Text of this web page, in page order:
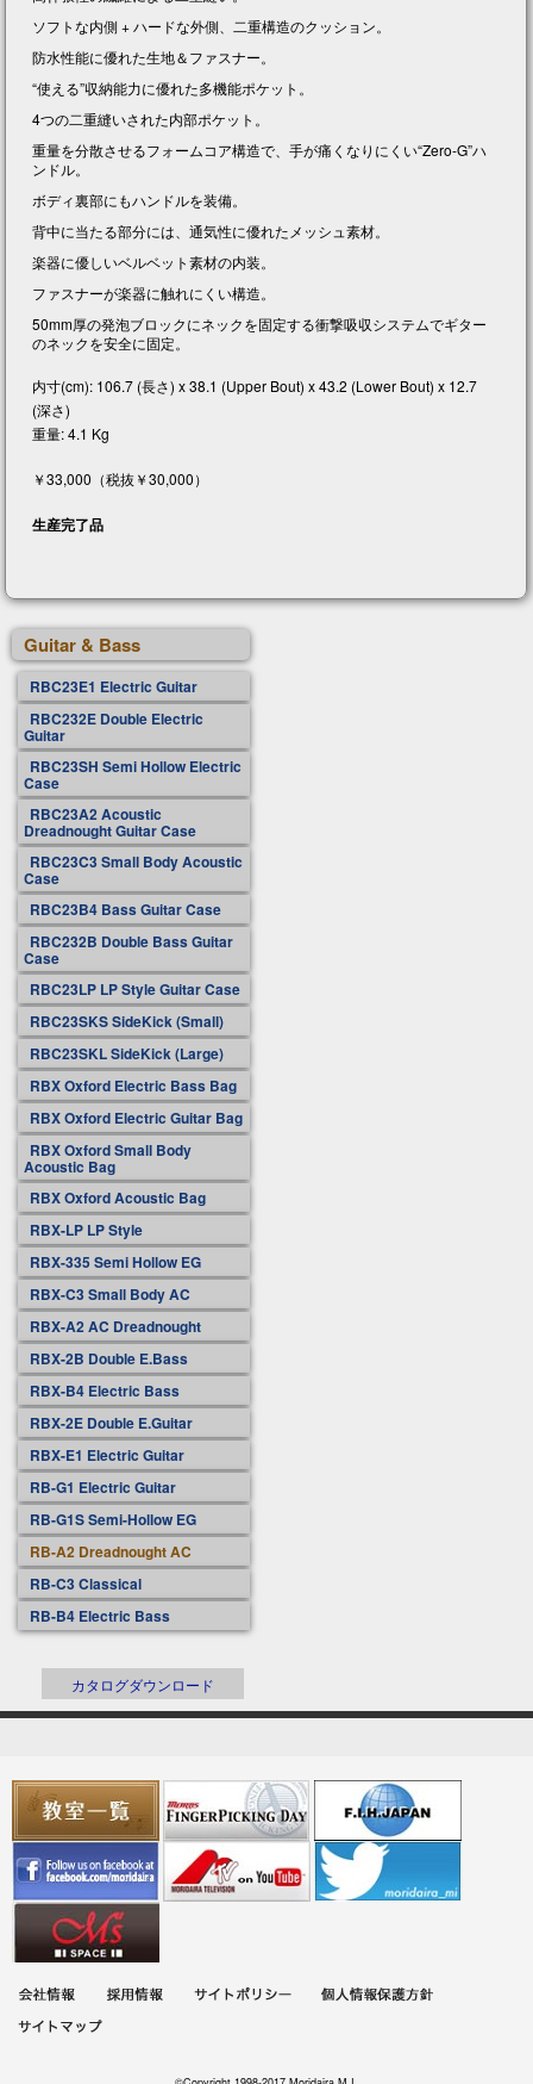
ソフトな内側 + ハードな外側、二重構造のクッション。
防水性能に優れた生地＆ファスナー。
“使える”収納能力に優れた多機能ポケット。
4つの二重縫いされた内部ポケット。
重量を分散させるフォームコア構造で、手が痛くなりにくい“Zero-G”ハ
ンドル。
ボディ裏部にもハンドルを装備。
背中に当たる部分には、通気性に優れたメッシュ素材。
楽器に優しいベルベット素材の内装。
ファスナーが楽器に触れにくい構造。
50mm厚の発泡ブロックにネックを固定する衝撃吸収システムでギター
のネックを安全に固定。
内寸(cm): 106.7 (長さ) x 38.1 (Upper Bout) x 43.2 (Lower Bout) x 12.7
(深さ)
重量: 4.1 Kg
￥33,000（税抜￥30,000）
生産完了品
Guitar & Bass
RBC23E1 Electric Guitar
RBC232E Double Electric
Guitar
RBC23SH Semi Hollow Electric
Case
RBC23A2 Acoustic
Dreadnought Guitar Case
RBC23C3 Small Body Acoustic
Case
RBC23B4 Bass Guitar Case
RBC232B Double Bass Guitar
Case
RBC23LP LP Style Guitar Case
RBC23SKS SideKick (Small)
RBC23SKL SideKick (Large)
RBX Oxford Electric Bass Bag
RBX Oxford Electric Guitar Bag
RBX Oxford Small Body
Acoustic Bag
RBX Oxford Acoustic Bag
RBX-LP LP Style
RBX-335 Semi Hollow EG
RBX-C3 Small Body AC
RBX-A2 AC Dreadnought
RBX-2B Double E.Bass
RBX-B4 Electric Bass
RBX-2E Double E.Guitar
RBX-E1 Electric Guitar
RB-G1 Electric Guitar
RB-G1S Semi-Hollow EG
RB-A2 Dreadnought AC
RB-C3 Classical
RB-B4 Electric Bass
カタログダウンロード